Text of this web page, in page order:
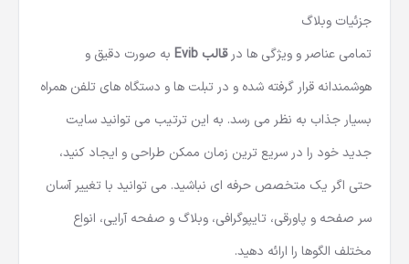
جزئیات وبلاگ
تمامی عناصر و ویژگی ها درقالب Evib
به صورت دقیق و
هوشمندانه قرار گرفته شده و در تبلت ها و دستگاه های تلفن همراه
بسیار جذاب به نظر می رسد. به این ترتیب می توانید سایت
جدید خود را در سریع ترین زمان ممکن طراحی و ایجاد کنید،
حتی اگر یک متخصص حرفه ای نباشید. می توانید با تغییر آسان
سر صفحه و پاورقی، تایپوگرافی، وبلاگ و صفحه آرایی، انواع
مختلف الگوها را ارائه دهید.